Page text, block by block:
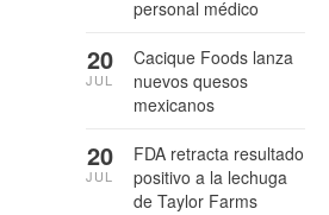
personal médico
Cacique Foods lanza
nuevos quesos
mexicanos
20
JUL
FDA retracta resultado
positivo a la lechuga
de Taylor Farms
20
JUL